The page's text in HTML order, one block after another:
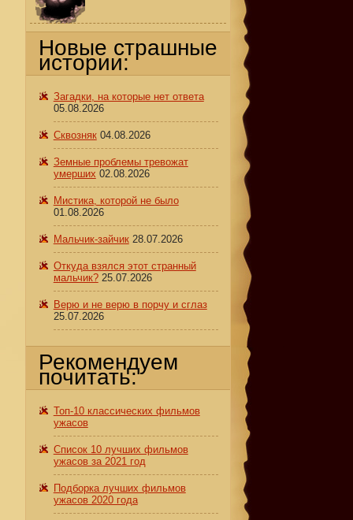
Новые страшные
истории:
Загадки, на которые нет ответа
05.08.2026
Сквозняк 04.08.2026
Земные проблемы тревожат
умерших 02.08.2026
Мистика, которой не было
01.08.2026
Мальчик-зайчик 28.07.2026
Откуда взялся этот странный
мальчик? 25.07.2026
Верю и не верю в порчу и сглаз
25.07.2026
Рекомендуем
почитать:
Топ-10 классических фильмов
ужасов
Список 10 лучших фильмов
ужасов за 2021 год
Подборка лучших фильмов
ужасов 2020 года